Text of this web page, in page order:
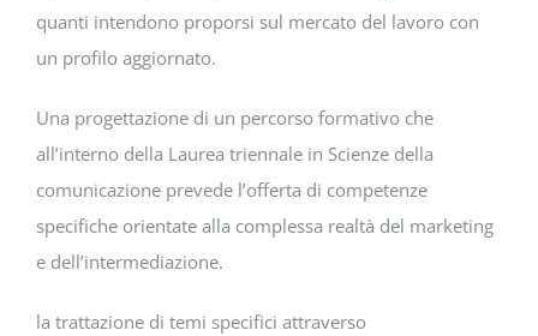
quanti intendono proporsi sul mercato del lavoro con
un profilo aggiornato.
Una progettazione di un percorso formativo che
all’interno della Laurea triennale in Scienze della
comunicazione prevede l’offerta di competenze
specifiche orientate alla complessa realtà del marketing
e dell’intermediazione.
la trattazione di temi specifici attraverso